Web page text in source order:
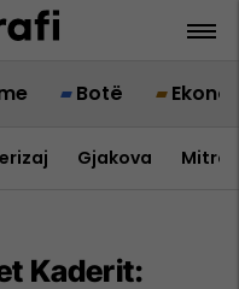
Botë
Gjakova
Kaderit: